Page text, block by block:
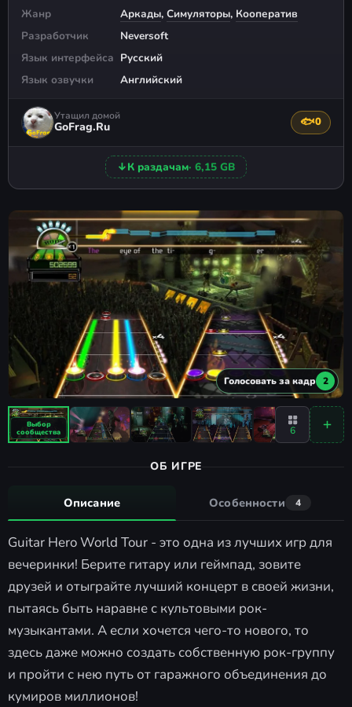
Жанр
Аркады, Симуляторы, Кооператив
Разработчик
Neversoft
Язык интерфейса Русский
Язык озвучки
Английский
Утащил домой
GoFrag.Ru 🐟0
↓К раздачам· 6,15 GB
Голосовать за кадр 2
6
ОБ ИГРЕ
Описание Особенности 4
Guitar Hero World Tour - это одна из лучших игр для
вечеринки! Берите гитару или геймпад, зовите
друзей и отыграйте лучший концерт в своей жизни,
пытаясь быть наравне с культовыми рок-
музыкантами. А если хочется чего-то нового, то
здесь даже можно создать собственную рок-группу
и пройти с нею путь от гаражного объединения до
кумиров миллионов!